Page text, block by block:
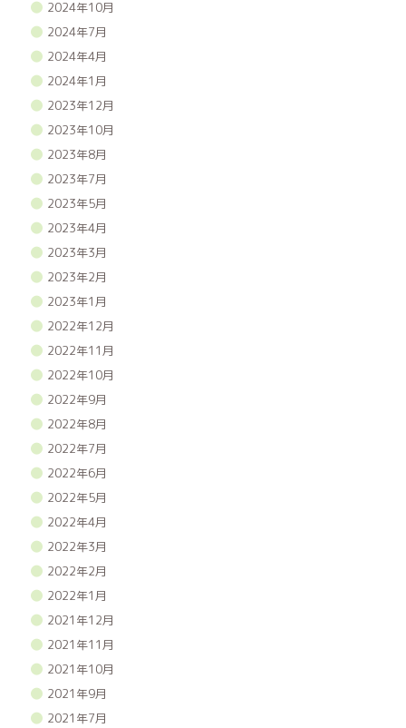
2024年10月
2024年7月
2024年4月
2024年1月
2023年12月
2023年10月
2023年8月
2023年7月
2023年5月
2023年4月
2023年3月
2023年2月
2023年1月
2022年12月
2022年11月
2022年10月
2022年9月
2022年8月
2022年7月
2022年6月
2022年5月
2022年4月
2022年3月
2022年2月
2022年1月
2021年12月
2021年11月
2021年10月
2021年9月
2021年7月